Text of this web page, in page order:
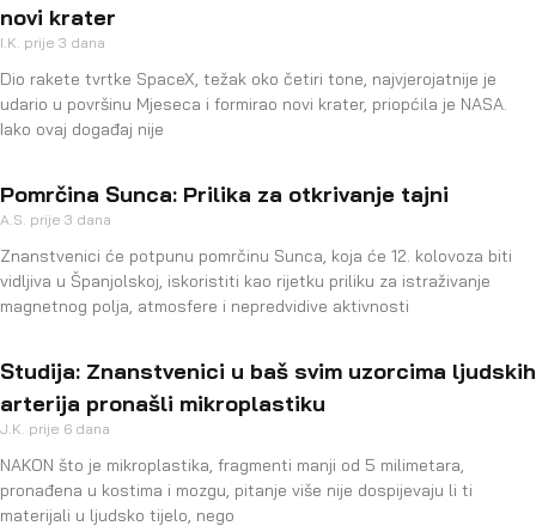
novi krater
I.K. prije 3 dana
Dio rakete tvrtke SpaceX, težak oko četiri tone, najvjerojatnije je
udario u površinu Mjeseca i formirao novi krater, priopćila je NASA.
Iako ovaj događaj nije
Pomrčina Sunca: Prilika za otkrivanje tajni
A.S. prije 3 dana
Znanstvenici će potpunu pomrčinu Sunca, koja će 12. kolovoza biti
vidljiva u Španjolskoj, iskoristiti kao rijetku priliku za istraživanje
magnetnog polja, atmosfere i nepredvidive aktivnosti
Studija: Znanstvenici u baš svim uzorcima ljudskih
arterija pronašli mikroplastiku
J.K. prije 6 dana
NAKON što je mikroplastika, fragmenti manji od 5 milimetara,
pronađena u kostima i mozgu, pitanje više nije dospijevaju li ti
materijali u ljudsko tijelo, nego